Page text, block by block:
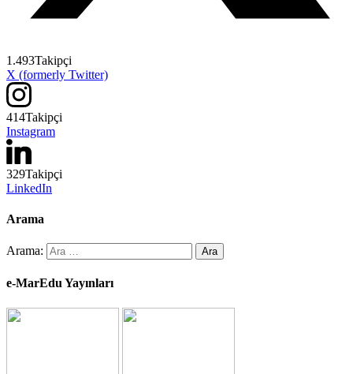
1.493Takipçi
X (formerly Twitter)
414Takipçi
Instagram
329Takipçi
LinkedIn
Arama
Arama:
e-MarEdu Yayınları